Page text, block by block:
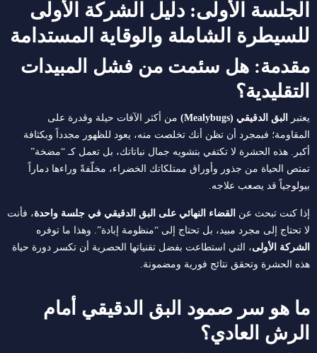
الجلسة الأولى: دليل الشركة الأولى
للسيطرة الشاملة والوقاية المستدامة
مقدمة: هل سئمت من فشل المبيدات
التقليدية؟
يعتبر البق الدقيقي (Mealybugs)
من أكثر الآفات حيلة وقدرة على
المقاومة؛ فبمجرد أن تظن أنك تخلصت منه، يعود للظهور مجدداً وبكثافة
أكبر. هذه الحشرة لا تكتفي بتشويه جمال نباتاتك، بل تعمل كـ “مضخة”
تمتص الحياة من جذور وأوراق ممتلكاتك الخضراء، مخلّفةً وراءها دماراً
بيولوجياً قد يصعب علاجه.
إذا كنت تبحث عن القضاء النهائي على البق الدقيقي في جلسة واحدة، فأنت
لا تحتاج إلى مجرد مبيد، بل تحتاج إلى “منظومة إبادة”. وهذا ما توفره
الشركة الأولى، التي استطاعت بفضل تقنياتها الحصرية أن تكسر دورة حياة
هذه الحشرة وتحقق نتائج فورية ومضمونة.
ما هو سر صمود البق الدقيقي أمام
الرش العادي؟